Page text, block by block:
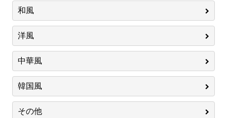
和風
洋風
中華風
韓国風
その他